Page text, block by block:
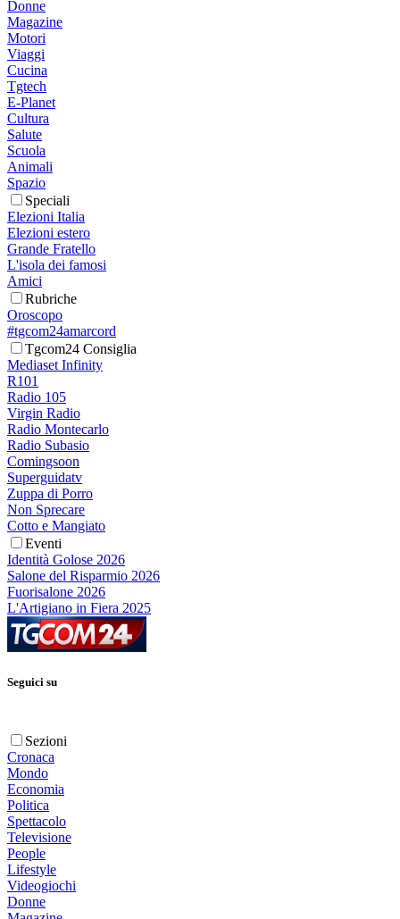
Donne
Magazine
Motori
Viaggi
Cucina
Tgtech
E-Planet
Cultura
Salute
Scuola
Animali
Spazio
Speciali
Elezioni Italia
Elezioni estero
Grande Fratello
L'isola dei famosi
Amici
Rubriche
Oroscopo
#tgcom24amarcord
Tgcom24 Consiglia
Mediaset Infinity
R101
Radio 105
Virgin Radio
Radio Montecarlo
Radio Subasio
Comingsoon
Superguidatv
Zuppa di Porro
Non Sprecare
Cotto e Mangiato
Eventi
Identità Golose 2026
Salone del Risparmio 2026
Fuorisalone 2026
L'Artigiano in Fiera 2025
Seguici su
Sezioni
Cronaca
Mondo
Economia
Politica
Spettacolo
Televisione
People
Lifestyle
Videogiochi
Donne